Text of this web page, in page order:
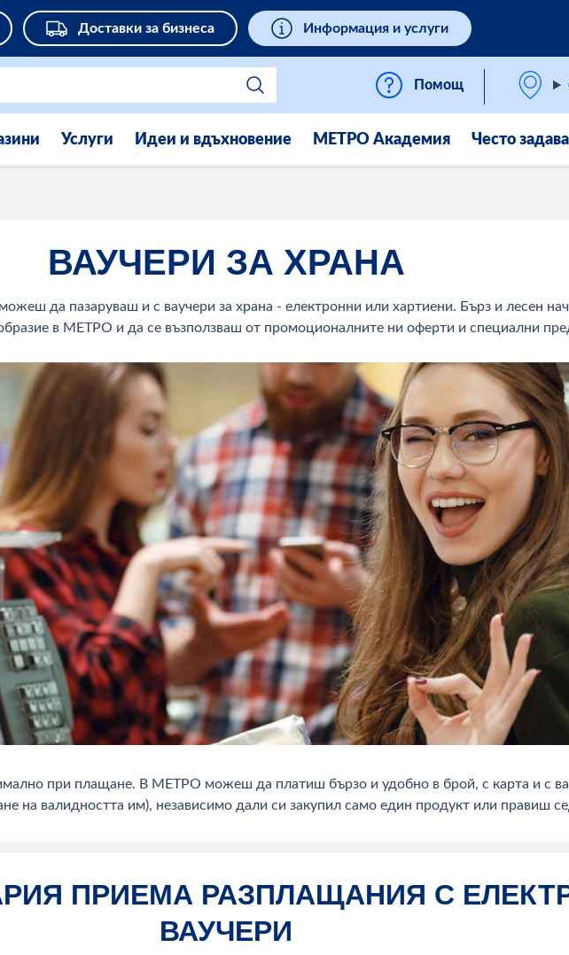
Доставки за бизнеса Информация и услуги
Помощ
Услуги Идеи и вдъхновение МЕТРО Академия Често
ВАУЧЕРИ ЗА ХРАНА
да пазаруваш и с ваучери за храна - електронни или хартиени. Бърз и лесен
в МЕТРО и да се възползваш от промоционалните ни оферти и специални
при плащане. В МЕТРО можеш да платиш бързо и удобно в брой, с карта и с
на валидността им), независимо дали си закупил само един продукт или правиш
ПРИЕМА РАЗПЛАЩАНИЯ С
ВАУЧЕРИ